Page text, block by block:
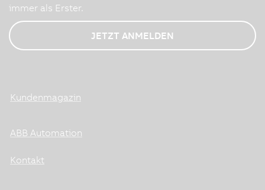
immer als Erster.
JETZT ANMELDEN
Kundenmagazin
ABB Automation
Kontakt